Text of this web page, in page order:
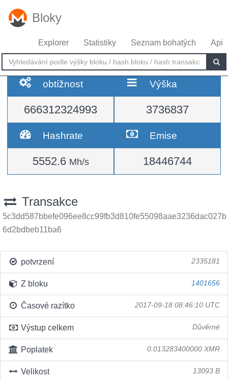
Bloky
Explorer Statistiky Seznam bohatých Api
obtížnost
666312324993
Výška
3736837
Hashrate
5552.6 Mh/s
Emise
18446744
Transakce
5c3dd587bbefe096ee8cc99fb3d810fe55098aae3236dac027b
6d2bdbeb11ba6
potvrzení 2335181
Z bloku 1401656
Časové razítko 2017-09-18 08:46:10 UTC
Výstup celkem Důvěrné
Poplatek 0.013283400000 XMR
Velikost 13093 B